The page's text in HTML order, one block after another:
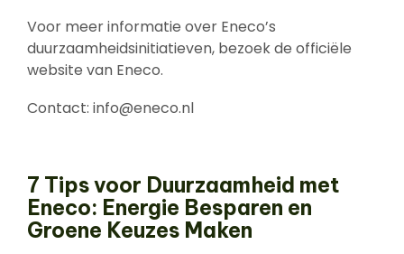
Voor meer informatie over Eneco’s
duurzaamheidsinitiatieven, bezoek de officiële
website van Eneco.
Contact: info@eneco.nl
7 Tips voor Duurzaamheid met
Eneco: Energie Besparen en
Groene Keuzes Maken